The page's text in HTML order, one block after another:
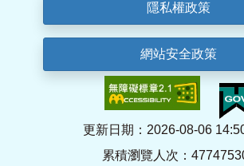
隱私權政策
網站安全政策
更新日期：2026-08-06
累積瀏覽人次：